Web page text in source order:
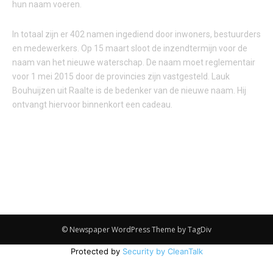
hun naam voeren.
In totaal zijn er 402 namen ingediend door inwoners, bestuurders
en medewerkers. Op 15 maart sloot de inzendtermijn voor de
naam van het nieuwe waterschap. De naam moet reglementair
voor 1 mei 2015 door de provincies zijn vastgesteld. Lauk
Bouhuijzen uit Raalte is de bedenker van de nieuwe naam. Hij
ontvangt hiervoor binnenkort een cadeau.
© Newspaper WordPress Theme by TagDiv
Protected by Security by CleanTalk